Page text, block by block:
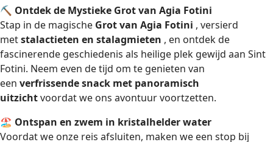
⛏ Ontdek de Mystieke Grot van Agia Fotini
Stap in de magische Grot van Agia Fotini , versierd
metstalactieten en stalagmieten , en ontdek de
fascinerende geschiedenis als heilige plek gewijd aan Sint
Fotini. Neem even de tijd om te genieten van
een verfrissende snack met panoramisch
uitzichtvoordat we ons avontuur voortzetten.
🏖 Ontspan en zwem in kristalhelder water
Voordat we onze reis afsluiten, maken we een stop bij